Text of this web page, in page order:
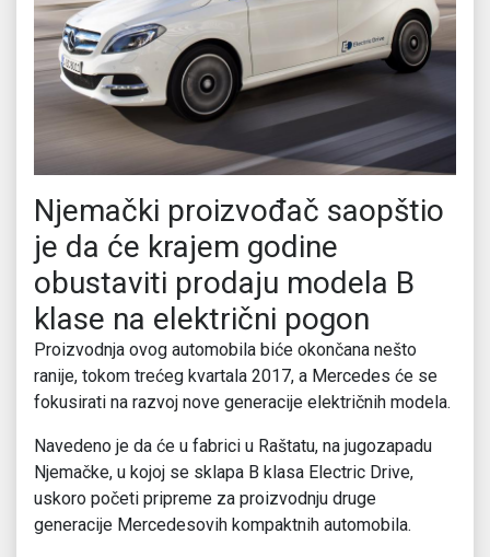
Njemački proizvođač saopštio
je da će krajem godine
obustaviti prodaju modela B
klase na električni pogon
Proizvodnja ovog automobila biće okončana nešto
ranije, tokom trećeg kvartala 2017, a Mercedes će se
fokusirati na razvoj nove generacije električnih modela.
Navedeno je da će u fabrici u Raštatu, na jugozapadu
Njemačke, u kojoj se sklapa B klasa Electric Drive,
uskoro početi pripreme za proizvodnju druge
generacije Mercedesovih kompaktnih automobila.